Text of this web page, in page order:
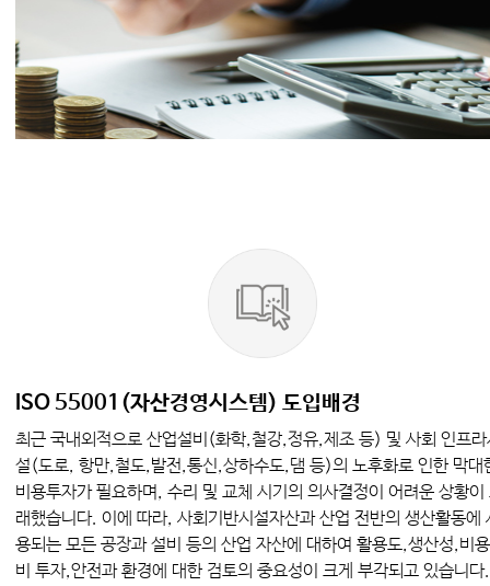
ISO 55001(자산경영시스템) 도입배경
최근 국내외적으로 산업설비(화학,철강,정유,제조 등) 및 사회 인프
설(도로, 항만,철도,발전,통신,상하수도,댐 등)의 노후화로 인한 막대
비용투자가 필요하며, 수리 및 교체 시기의 의사결정이 어려운 상황이
래했습니다. 이에 따라, 사회기반시설자산과 산업 전반의 생산활동에
용되는 모든 공장과 설비 등의 산업 자산에 대하여 활용도,생산성,비
비 투자,안전과 환경에 대한 검토의 중요성이 크게 부각되고 있습니다.